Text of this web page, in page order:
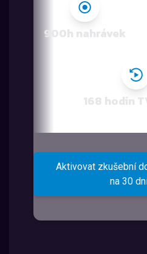
900h nahrávek
168 hodin
Aktivovat zkušební
na 30